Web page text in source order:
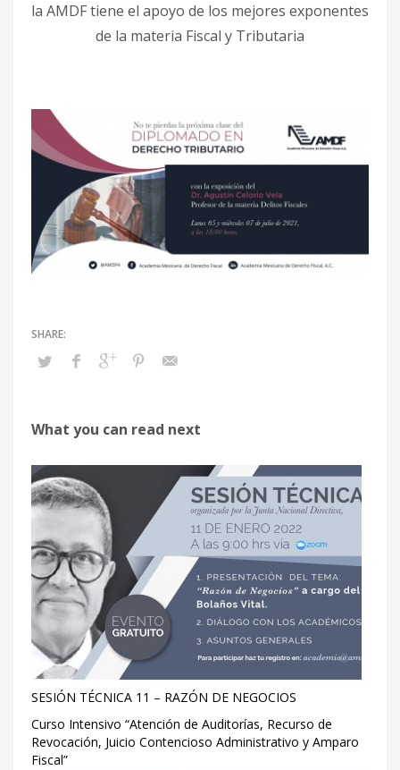
la AMDF tiene el apoyo de los mejores exponentes
de la materia Fiscal y Tributaria
What you can read next
SESIÓN TÉCNICA 11 – RAZÓN DE NEGOCIOS
Curso Intensivo “Atención de Auditorías, Recurso de
Revocación, Juicio Contencioso Administrativo y Amparo
Fiscal”